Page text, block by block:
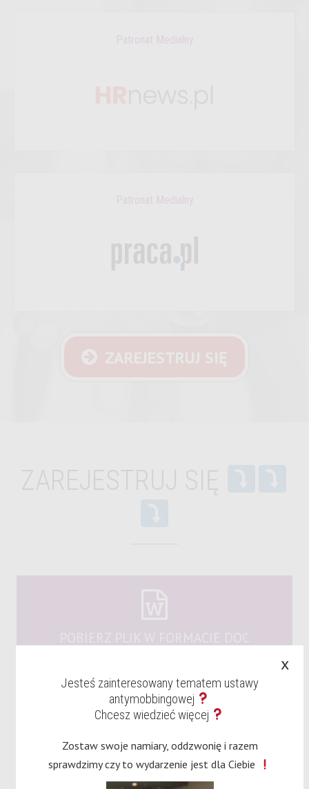
ZAREJESTRUJ SIĘ
POBIERZ PLIK W FORMACIE PDF
x
Jesteś zainteresowany tematem ustawy
antymobbingowej
Chcesz wiedzieć więcej
Zostaw swoje namiary, oddzwonię i razem
sprawdzimy czy to wydarzenie jest dla Ciebie